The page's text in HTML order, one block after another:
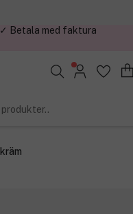
produkter..